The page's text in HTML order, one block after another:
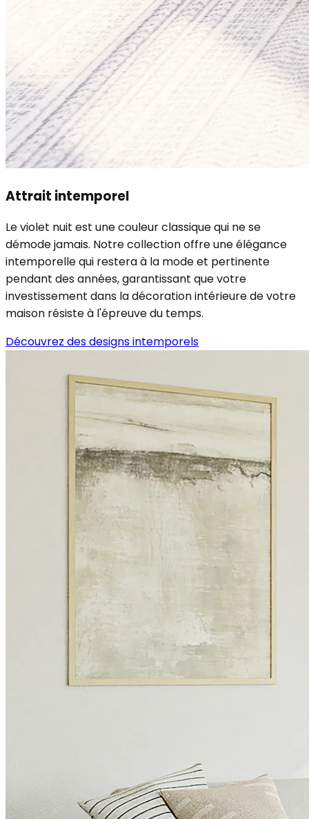
Attrait intemporel
Le violet nuit est une couleur classique qui ne se
démode jamais. Notre collection offre une élégance
intemporelle qui restera à la mode et pertinente
pendant des années, garantissant que votre
investissement dans la décoration intérieure de votre
maison résiste à l'épreuve du temps.
Découvrez des designs intemporels